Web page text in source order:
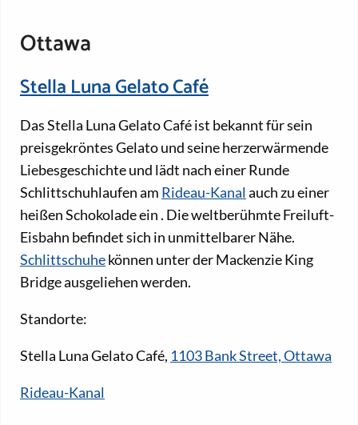
Ottawa
Stella Luna Gelato Café
Das Stella Luna Gelato Café ist bekannt für sein
preisgekröntes Gelato und seine herzerwärmende
Liebesgeschichte und lädt nach einer Runde
Schlittschuhlaufen am Rideau-Kanal auch zu einer
heißen Schokolade ein . Die weltberühmte Freiluft-
Eisbahn befindet sich in unmittelbarer Nähe.
Schlittschuhekönnen unter der Mackenzie King
Bridge ausgeliehen werden.
Standorte:
Stella Luna Gelato Café, 1103 Bank Street, Ottawa
Rideau-Kanal